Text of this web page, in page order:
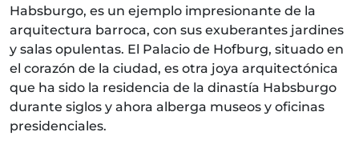
Habsburgo, es un ejemplo impresionante de la
arquitectura barroca, con sus exuberantes jardines
y salas opulentas. El Palacio de Hofburg, situado en
el corazón de la ciudad, es otra joya arquitectónica
que ha sido la residencia de la dinastía Habsburgo
durante siglos y ahora alberga museos y oficinas
presidenciales.